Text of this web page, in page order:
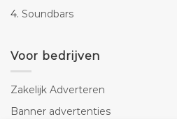
4. Soundbars
Voor bedrijven
Zakelijk Adverteren
Banner advertenties